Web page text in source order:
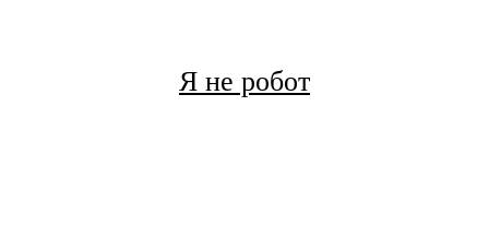
Я не робот